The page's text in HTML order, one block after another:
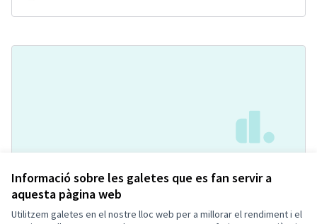
Informació sobre les galetes que es fan servir a
aquesta pàgina web
Utilitzem galetes en el nostre lloc web per a millorar el rendiment i el
Pipican con agility
Acceptada
Soniaa Prados Carmona